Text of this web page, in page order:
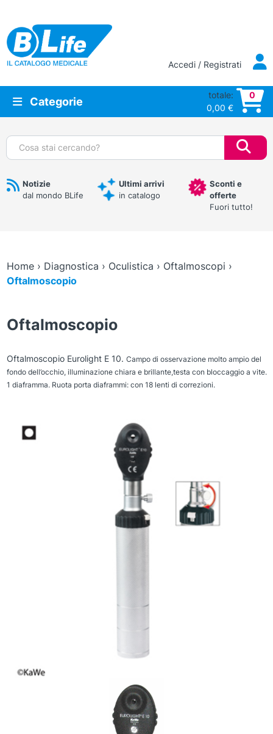
Vai al contenuto principale
Accedi / Registrati
Categorie
totale:
0,00 €
0
Cerca:
Notizie
dal mondo BLife
Ultimi arrivi
in catalogo
Sconti e
offerte
Fuori tutto!
Home› Diagnostica › Oculistica › Oftalmoscopi ›
Oftalmoscopio
Oftalmoscopio
Oftalmoscopio Eurolight E 10. Campo di osservazione molto ampio del
fondo dell’occhio, illuminazione chiara e brillante,testa con bloccaggio a vite.
1 diaframma. Ruota porta diaframmi: con 18 lenti di correzioni.
Zoom